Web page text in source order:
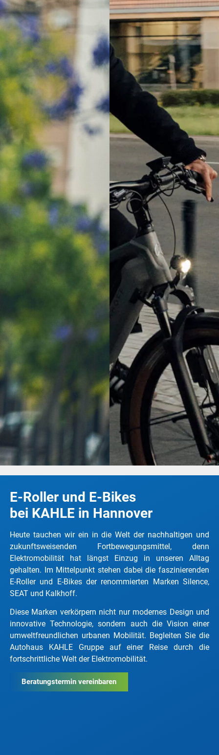
E-Roller und E-Bikes
bei KAHLE in Hannover
Heute tauchen wir ein in die Welt der nachhaltigen und
zukunftsweisenden Fortbewegungsmittel, denn
Elektromobilität hat längst Einzug in unseren Alltag
gehalten. Im Mittelpunkt stehen dabei die faszinierenden
E-Roller und E-Bikes der renommierten Marken Silence,
SEAT und Kalkhoff.
Diese Marken verkörpern nicht nur modernes Design und
innovative Technologie, sondern auch die Vision einer
umweltfreundlichen urbanen Mobilität. Begleiten Sie die
Autohaus KAHLE Gruppe auf einer Reise durch die
fortschrittliche Welt der Elektromobilität.
Beratungstermin vereinbaren